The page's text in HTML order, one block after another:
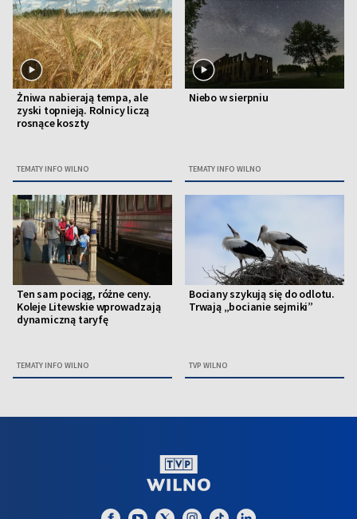
Żniwa nabierają tempa, ale
zyski topnieją. Rolnicy liczą
rosnące koszty
TEMATY INFO WILNO
Niebo w sierpniu
TEMATY INFO WILNO
Ten sam pociąg, różne ceny.
Koleje Litewskie wprowadzają
dynamiczną taryfę
TEMATY INFO WILNO
Bociany szykują się do odlotu.
Trwają „bocianie sejmiki”
TVP WILNO